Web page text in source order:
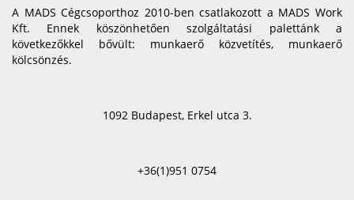
A MADS Cégcsoporthoz 2010-ben csatlakozott a MADS Work
Kft. Ennek köszönhetően szolgáltatási palettánk a
következőkkel bővült: munkaerő közvetítés, munkaerő
kölcsönzés.
1092 Budapest, Erkel utca 3.
+36(1)951 0754